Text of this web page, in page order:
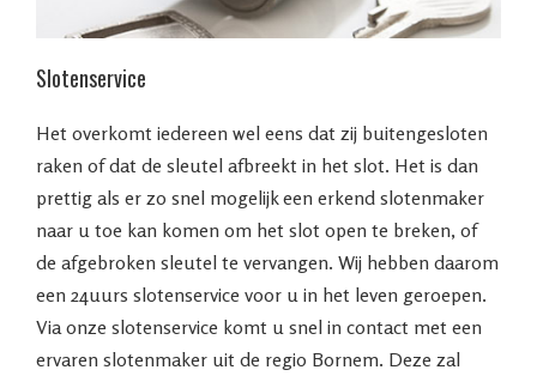
Slotenservice
Het overkomt iedereen wel eens dat zij buitengesloten
raken of dat de sleutel afbreekt in het slot. Het is dan
prettig als er zo snel mogelijk een erkend slotenmaker
naar u toe kan komen om het slot open te breken, of
de afgebroken sleutel te vervangen. Wij hebben daarom
een 24uurs slotenservice voor u in het leven geroepen.
Via onze slotenservice komt u snel in contact met een
ervaren slotenmaker uit de regio Bornem. Deze zal